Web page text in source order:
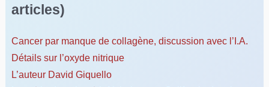
articles)
Cancer par manque de collagène, discussion avec l’I.A.
Détails sur l’oxyde nitrique
L’auteur David Giquello